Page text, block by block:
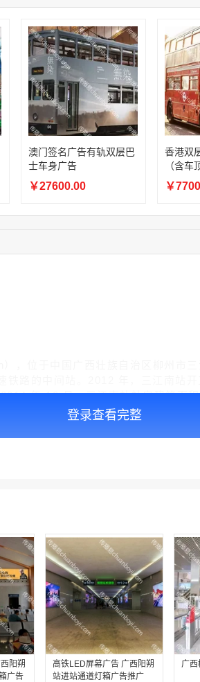
15:27:46 181****7631 联系了该媒体所在商家
03:20:56 156****3374 联系了该媒体所在商家
15:42:33 158****0746 联系了该媒体所在商家
13:59:39 189****2617
联系了该媒体所在商家
12:40:20 177****7961 联系了该媒体所在商家
16:12:36 181****8167 联系了该媒体所在商家
澳门签名广告有轨双层巴
士车身广告
￥27600.00
香港双
（含车
￥
年 12 月，三江南站站房建筑面
登录查看完整
广告
高铁LED屏幕广告 广西阳朔
站进站通道灯箱广告推广
广西